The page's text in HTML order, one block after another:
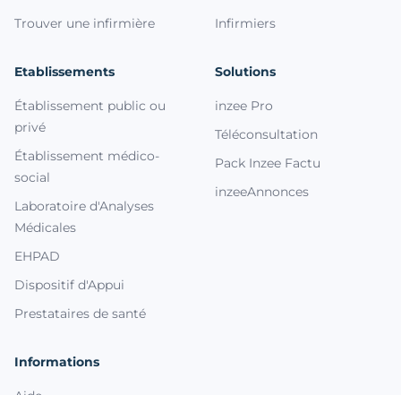
Nous respectons
votre vie privée !
Trouver une infirmière Infirmiers
Etablissements
Établissement public ou
privé
Établissement médico-
social
Laboratoire d'Analyses
Médicales
EHPAD
Dispositif d'Appui
Prestataires de santé
Solutions
inzee Pro
Téléconsultation
Pack Inzee Factu
inzeeAnnonces
Informations